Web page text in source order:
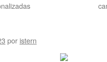
por istern